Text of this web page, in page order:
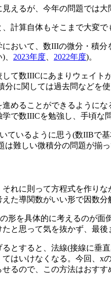
見えるが、今年の問題では
計算自体もそこまで大変
おいて、数IIIの微分・積
2023年度、 2022年度)。
て数IIICにあまりウェイト
に関しては過去問などを
めることができるように
で数IIICを勉強し、手頃な
ているように思う(数IIBで
は難しい微積分の問題が揃
それに則って方程式を作り
た導関数がいい形で因数
形を具体的に考えるのが
と思って気を抜かず、最
とすると、法線(接線に垂
はいけなくなる。今回、x
るので、この方法はおすす